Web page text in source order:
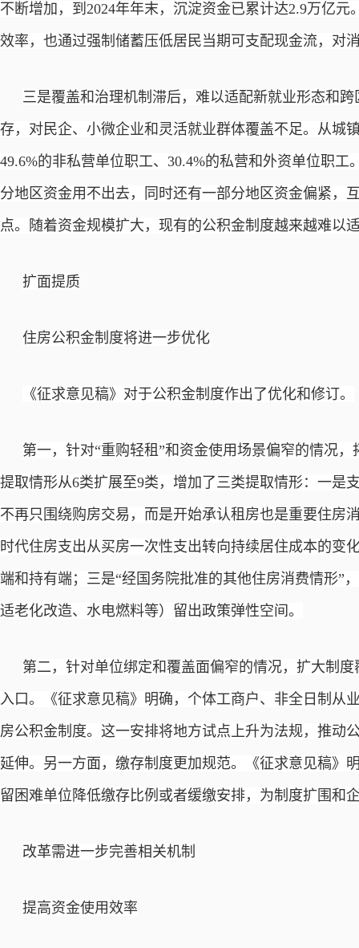
不断增加，到2024年年末，沉淀资金已累计达2.9万亿
效率，也通过强制储蓄压低居民当期可支配现金流，对
三是覆盖和治理机制滞后，难以适配新就业形态和
存，对民企、小微企业和灵活就业群体覆盖不足。从城
49.6%的非私营单位职工、30.4%的私营和外资单位职
分地区资金用不出去，同时还有一部分地区资金偏紧，
点。随着资金规模扩大，现有的公积金制度越来越难以
扩面提质
住房公积金制度将进一步优化
《征求意见稿》对于公积金制度作出了优化和修订。
第一，针对“重购轻租”和资金使用场景偏窄的情况
提取情形从6类扩展至9类，增加了三类提取情形：一是
不再只围绕购房交易，而是开始承认租房也是重要住房
时代住房支出从买房一次性支出转向持续居住成本的变
端和持有端；三是“经国务院批准的其他住房消费情形”
适老化改造、水电燃料等）留出政策弹性空间。
第二，针对单位绑定和覆盖面偏窄的情况，扩大制
入口。《征求意见稿》明确，个体工商户、非全日制从
房公积金制度。这一安排将地方试点上升为法规，推动
延伸。另一方面，缴存制度更加规范。《征求意见稿》
留困难单位降低缴存比例或者缓缴安排，为制度扩围和
改革需进一步完善相关机制
提高资金使用效率